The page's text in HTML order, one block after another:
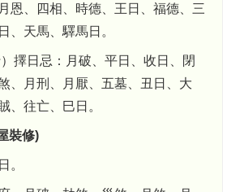
恩、四相、時德、王日、福德、三
、天馬、驛馬日。
擇日忌：月破、平日、收日、閉
、月刑、月厭、五墓、丑日、大
、往亡、巳日。
裝修)
。